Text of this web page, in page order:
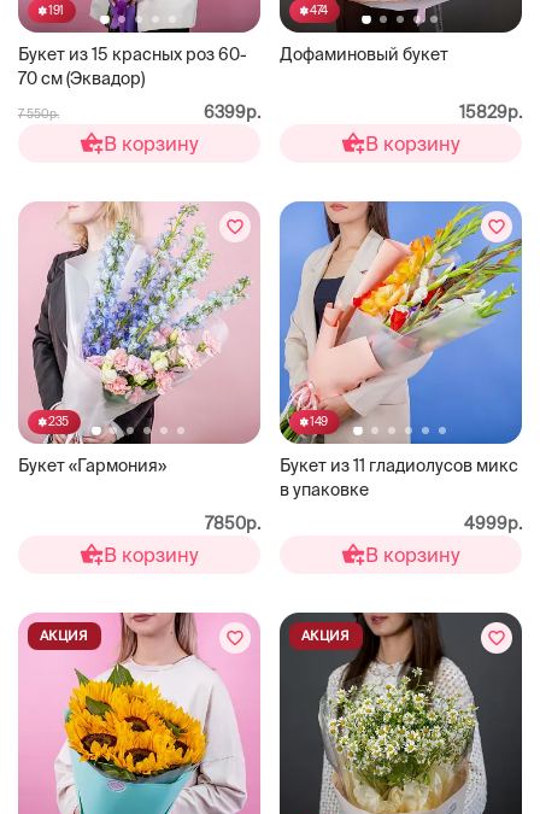
191
Букет из 15 красных роз 60-
70 см (Эквадор)
7 550р. 6399р.
В корзину
474
Дофаминовый букет
15829р.
В корзину
235
Букет «Гармония»
7850р.
В корзину
149
Букет из 11 гладиолусов микс
в упаковке
4999р.
В корзину
АКЦИЯ АКЦИЯ